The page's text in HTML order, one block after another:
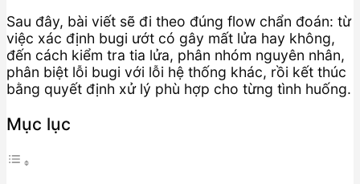
Sau đây, bài viết sẽ đi theo đúng flow chẩn đoán: từ
việc xác định bugi ướt có gây mất lửa hay không,
đến cách kiểm tra tia lửa, phân nhóm nguyên nhân,
phân biệt lỗi bugi với lỗi hệ thống khác, rồi kết thúc
bằng quyết định xử lý phù hợp cho từng tình huống.
Mục lục